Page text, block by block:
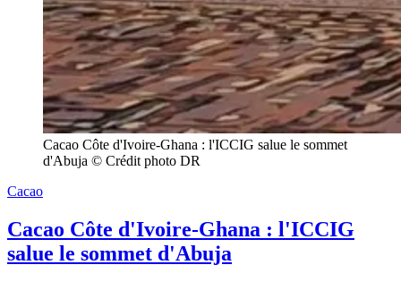
Cacao Côte d'Ivoire-Ghana : l'ICCIG salue le sommet
d'Abuja © Crédit photo DR
Cacao
Cacao Côte d'Ivoire-Ghana : l'ICCIG
salue le sommet d'Abuja